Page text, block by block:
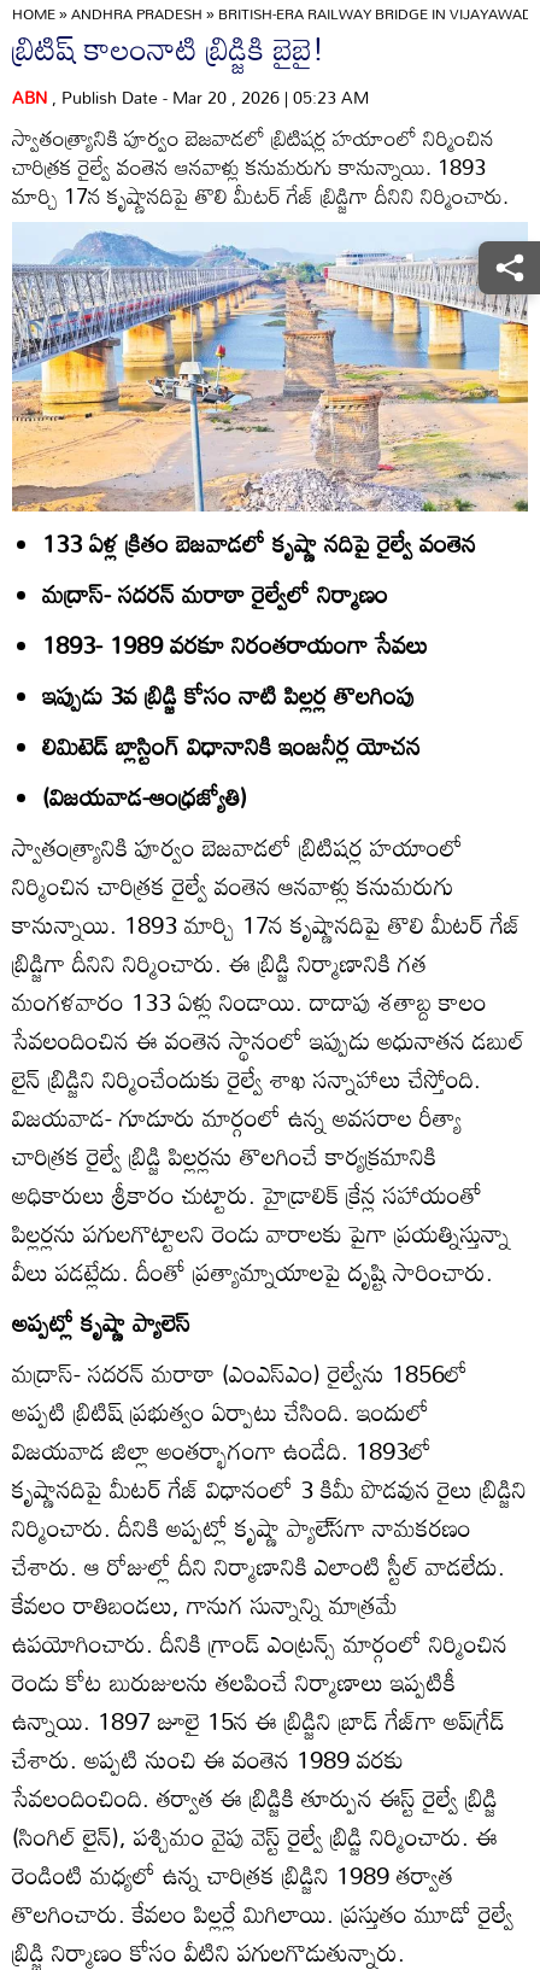
HOME»ANDHRA PRADESH»BRITISH-ERA RAILWAY BRIDGE IN
బ్రిటిష్‌ కాలంనాటి బ్రిడ్జికి బైబై!
ABN, Publish Date - Mar 20 , 2026 | 05:23 AM
స్వాతంత్ర్యానికి పూర్వం బెజవాడలో బ్రిటిషర్ల హయాంలో నిర్మించిన
చారిత్రక రైల్వే వంతెన ఆనవాళ్లు కనుమరుగు కానున్నాయి. 1893
మార్చి 17న కృష్ణానదిపై తొలి మీటర్‌ గేజ్‌ బ్రిడ్జిగా దీనిని నిర్మించారు.
133 ఏళ్ల క్రితం బెజవాడలో కృష్ణా నదిపై రైల్వే వంతెన
మద్రాస్‌- సదరన్‌ మరాఠా రైల్వేలో నిర్మాణం
1893- 1989 వరకూ నిరంతరాయంగా సేవలు
ఇప్పుడు 3వ బ్రిడ్జి కోసం నాటి పిల్లర్ల తొలగింపు
లిమిటెడ్‌ బ్లాస్టింగ్‌ విధానానికి ఇంజనీర్ల యోచన
(విజయవాడ-ఆంధ్రజ్యోతి)
స్వాతంత్ర్యానికి పూర్వం బెజవాడలో బ్రిటిషర్ల హయాంలో
నిర్మించిన చారిత్రక రైల్వే వంతెన ఆనవాళ్లు కనుమరుగు
కానున్నాయి. 1893 మార్చి 17న కృష్ణానదిపై తొలి మీటర్‌ గేజ్‌
బ్రిడ్జిగా దీనిని నిర్మించారు. ఈ బ్రిడ్జి నిర్మాణానికి గత
మంగళవారం 133 ఏళ్లు నిండాయి. దాదాపు శతాబ్ద కాలం
సేవలందించిన ఈ వంతెన స్థానంలో ఇప్పుడు అధునాతన డబుల్‌
లైన్‌ బ్రిడ్జిని నిర్మించేందుకు రైల్వే శాఖ సన్నాహాలు చేస్తోంది.
విజయవాడ- గూడూరు మార్గంలో ఉన్న అవసరాల రీత్యా
చారిత్రక రైల్వే బ్రిడ్జి పిల్లర్లను తొలగించే కార్యక్రమానికి
అధికారులు శ్రీకారం చుట్టారు. హైడ్రాలిక్‌ క్రేన్ల సహాయంతో
పిల్లర్లను పగులగొట్టాలని రెండు వారాలకు పైగా ప్రయత్నిస్తున్నా
వీలు పడట్లేదు. దీంతో ప్రత్యామ్నాయాలపై దృష్టి సారించారు.
అప్పట్లో కృష్ణా ప్యాలెస్‌
మద్రాస్‌- సదరన్‌ మరాఠా (ఎంఎస్ఎం) రైల్వేను 1856లో
అప్పటి బ్రిటిష్‌ ప్రభుత్వం ఏర్పాటు చేసింది. ఇందులో
విజయవాడ జిల్లా అంతర్భాగంగా ఉండేది. 1893లో
కృష్ణానదిపై మీటర్‌ గేజ్‌ విధానంలో 3 కిమీ పొడవున రైలు బ్రిడ్జిని
నిర్మించారు. దీనికి అప్పట్లో కృష్ణా ప్యాలె్‌సగా నామకరణం
చేశారు. ఆ రోజుల్లో దీని నిర్మాణానికి ఎలాంటి స్టీల్‌ వాడలేదు.
కేవలం రాతిబండలు, గానుగ సున్నాన్ని మాత్రమే
ఉపయోగించారు. దీనికి గ్రాండ్‌ ఎంట్రన్స్‌ మార్గంలో నిర్మించిన
రెండు కోట బురుజులను తలపించే నిర్మాణాలు ఇప్పటికీ
ఉన్నాయి. 1897 జూలై 15న ఈ బ్రిడ్జిని బ్రాడ్‌ గేజ్‌గా అప్‌గ్రేడ్‌
చేశారు. అప్పటి నుంచి ఈ వంతెన 1989 వరకు
సేవలందించింది. తర్వాత ఈ బ్రిడ్జికి తూర్పున ఈస్ట్‌ రైల్వే బ్రిడ్జి
(సింగిల్‌ లైన్‌), పశ్చిమం వైపు వెస్ట్‌ రైల్వే బ్రిడ్జి నిర్మించారు. ఈ
రెండింటి మధ్యలో ఉన్న చారిత్రక బ్రిడ్జిని 1989 తర్వాత
తొలగించారు. కేవలం పిల్లర్లే మిగిలాయి. ప్రస్తుతం మూడో రైల్వే
బ్రిడ్జి నిర్మాణం కోసం వీటిని పగులగొడుతున్నారు.